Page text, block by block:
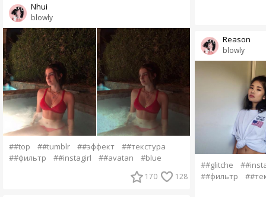
blowly
Nhui
##top ##tumblr ##эффект
##текстура
##фильтр
##instagirl ##avatan #blue
170 128
blowly
Reason
##glitche
##фильтр